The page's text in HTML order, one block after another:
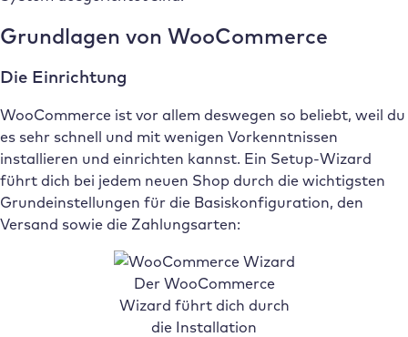
Grundlagen von WooCommerce
Die Einrichtung
WooCommerce ist vor allem deswegen so beliebt, weil du
es sehr schnell und mit wenigen Vorkenntnissen
installieren und einrichten kannst. Ein Setup-Wizard
führt dich bei jedem neuen Shop durch die wichtigsten
Grundeinstellungen für die Basiskonfiguration, den
Versand sowie die Zahlungsarten:
Der WooCommerce
Wizard führt dich durch
die Installation